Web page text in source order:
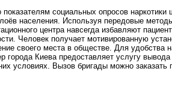
показателям социальных опросов наркотики
населения. Используя передовые
центра навсегда избавляют
Человек получает мотивированную
своего места в обществе. Для удобства
города Киева предоставляет услугу
условиях. Вызов бригады можно заказать